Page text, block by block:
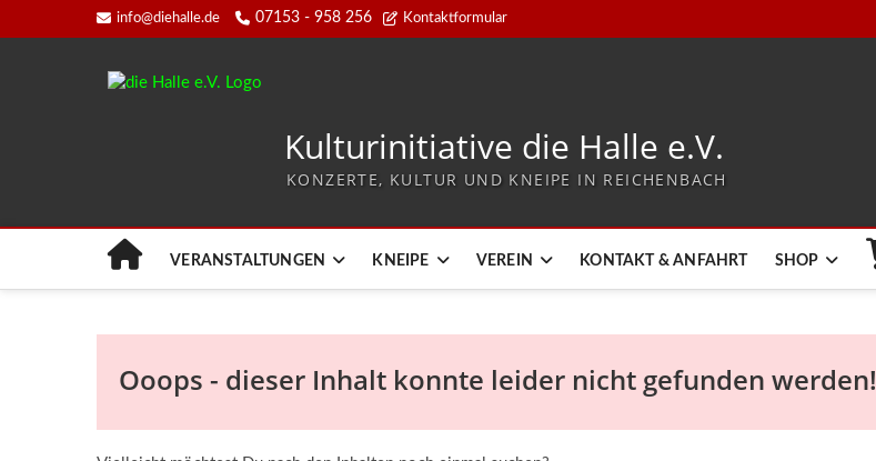
info@diehalle.de 07153 - 958 256 Kontaktformular
Kulturinitiative die Halle e.V.
KONZERTE, KULTUR UND KNEIPE IN REICHENBACH
VERANSTALTUNGEN KNEIPE VEREIN KONTAKT & ANFAHRT SHOP
Ooops - dieser Inhalt konnte leider nicht gefunden werden!